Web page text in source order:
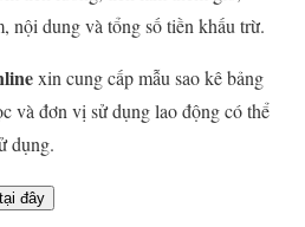
nội dung và tổng số tiền khấu trừ.
xin cung cấp mẫu sao kê bảng
và đơn vị sử dụng lao động có thể
dụng.
đây